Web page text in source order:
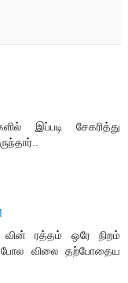
இப்படி சேகரித்து
வின் ரத்தம் ஒரே நிறம்
விலை தற்போதைய